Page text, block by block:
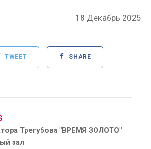
Posted
18 Декабрь 2025
TWEET SHARE
Трегубова "ВРЕМЯ ЗОЛОТО"
зал